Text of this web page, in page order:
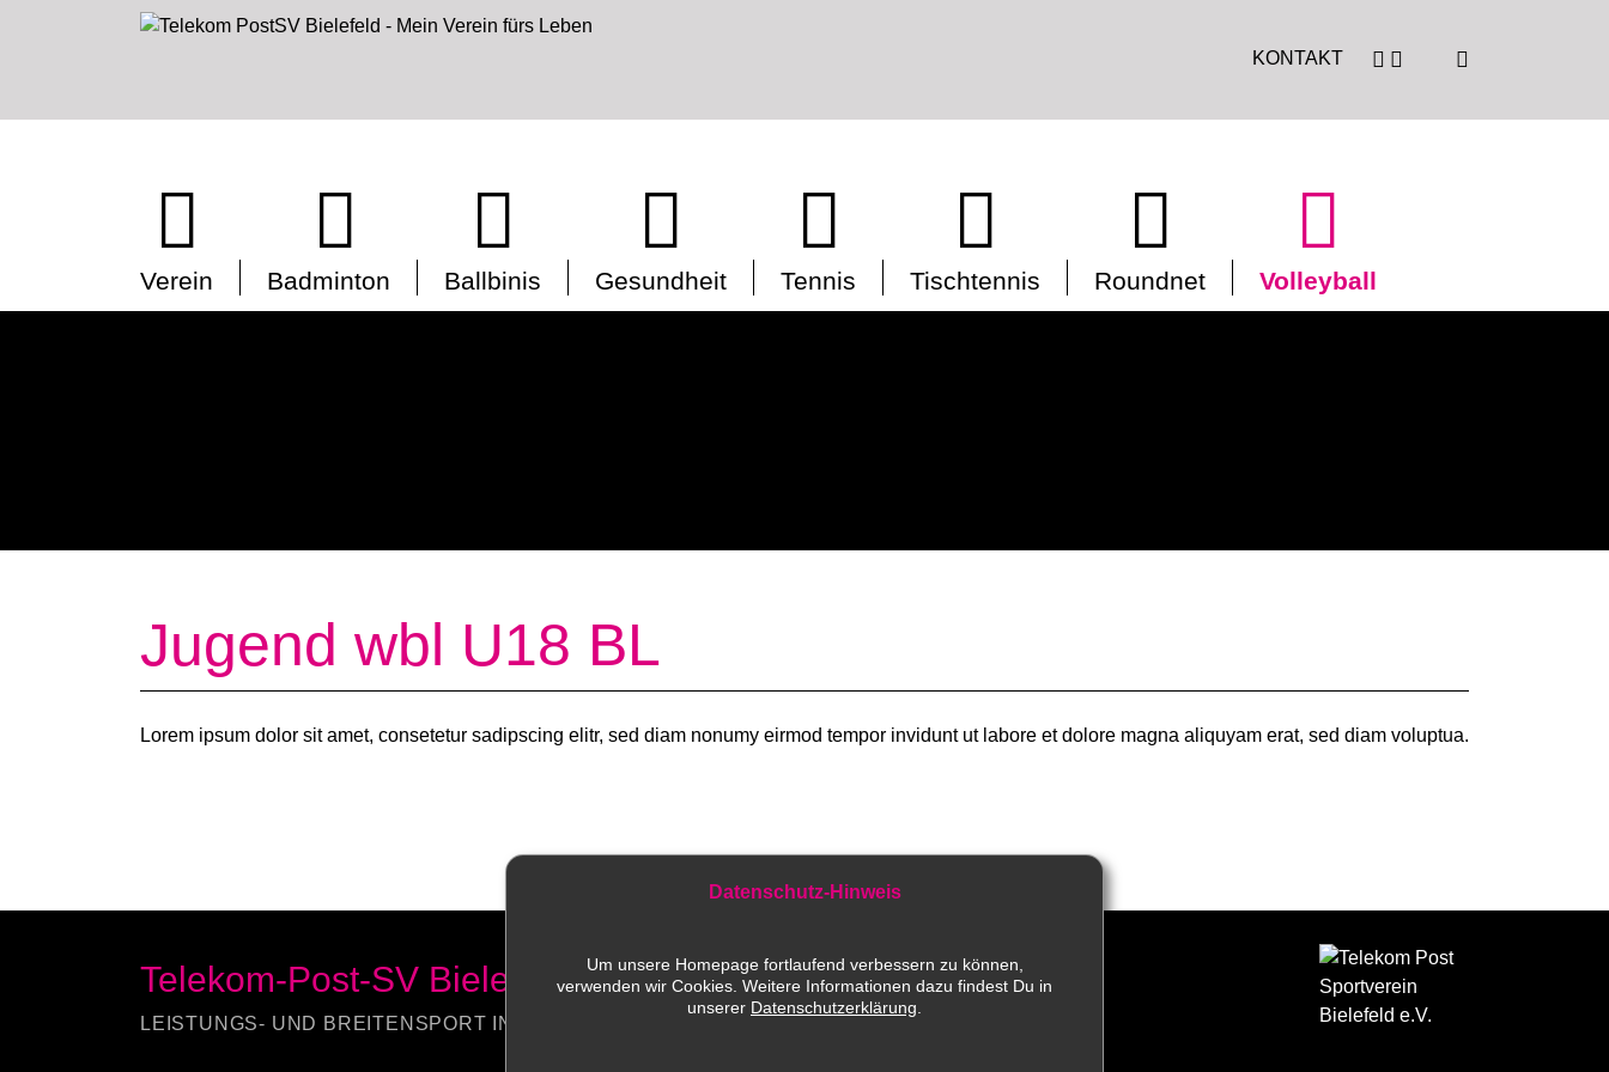
KONTAKT
Verein Badminton Ballbinis Gesundheit Tennis Tischtennis Roundnet Volleyball
Jugend wbl U18 BL
Lorem ipsum dolor sit amet, consetetur sadipscing elitr, sed diam nonumy eirmod tempor invidunt ut labore et dolore magna aliquyam erat, sed diam voluptua.
Telekom-Post-SV Bielefeld e.V.
LEISTUNGS- UND BREITENSPORT IN BIELEFELD
Datenschutz-Hinweis
Um unsere Homepage fortlaufend verbessern zu können,
verwenden wir Cookies. Weitere Informationen dazu findest Du in
unserer Datenschutzerklärung